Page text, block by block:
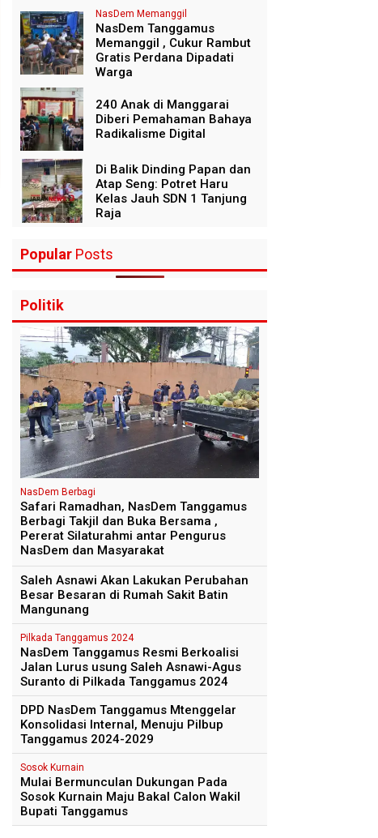
NasDem Memanggil
NasDem Tanggamus
Memanggil , Cukur Rambut
Gratis Perdana Dipadati
Warga
240 Anak di Manggarai
Diberi Pemahaman Bahaya
Radikalisme Digital
Di Balik Dinding Papan dan
Atap Seng: Potret Haru
Kelas Jauh SDN 1 Tanjung
Raja
Popular Posts
Politik
NasDem Berbagi
Safari Ramadhan, NasDem Tanggamus
Berbagi Takjil dan Buka Bersama ,
Pererat Silaturahmi antar Pengurus
NasDem dan Masyarakat
Saleh Asnawi Akan Lakukan Perubahan
Besar Besaran di Rumah Sakit Batin
Mangunang
Pilkada Tanggamus 2024
NasDem Tanggamus Resmi Berkoalisi
Jalan Lurus usung Saleh Asnawi-Agus
Suranto di Pilkada Tanggamus 2024
DPD NasDem Tanggamus Mtenggelar
Konsolidasi Internal, Menuju Pilbup
Tanggamus 2024-2029
Sosok Kurnain
Mulai Bermunculan Dukungan Pada
Sosok Kurnain Maju Bakal Calon Wakil
Bupati Tanggamus